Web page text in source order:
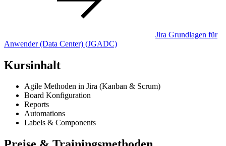
Jira Grundlagen für
Anwender (Data Center) (JGADC)
Kursinhalt
Agile Methoden in Jira (Kanban & Scrum)
Board Konfiguration
Reports
Automations
Labels & Components